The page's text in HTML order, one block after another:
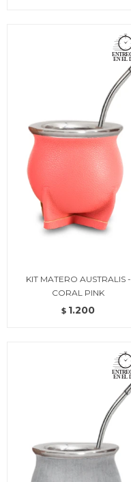
KIT MATERO AUSTRALIS -
CORAL PINK
$ 1.200